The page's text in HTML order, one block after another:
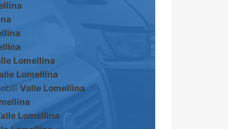
Lomellina
Lomellina
Valle Lomellina
Lomellina